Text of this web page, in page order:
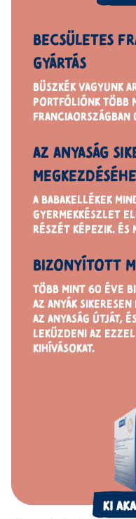
BECSÜLETES
GYÁRTÁS
BÜSZKÉK VAGYUNK
PORTFÓLIÓNK
FRANCIAORSZÁGBAN
AZ ANYASÁG
A BABAKELLÉKEK
GYERMEKKÉSZLET
RÉSZÉT KÉPEZIK. ÉS
BIZONYÍTOTT
TÖBB MINT 60 ÉVE
AZ ANYÁK
AZ ANYASÁG ÚTJÁT,
LEKÜZDENI AZ EZZEL
KIHÍVÁSOKAT.